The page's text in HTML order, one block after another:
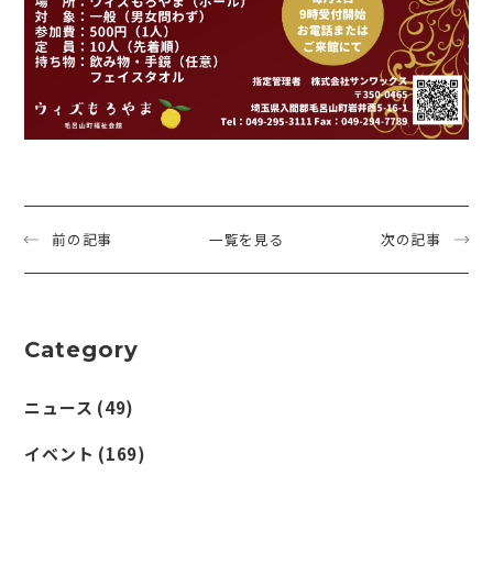
前の記事 一覧を見る 次の記事
Category
ニュース (49)
イベント (169)